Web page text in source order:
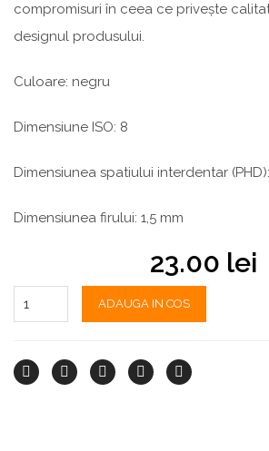
compromisuri în ceea ce privește
designul produsului.
Culoare: negru
Dimensiune ISO: 8
Dimensiunea spatiului interdentar
Dimensiunea firului: 1,5 mm
23.00 lei
ADAUGA IN COS